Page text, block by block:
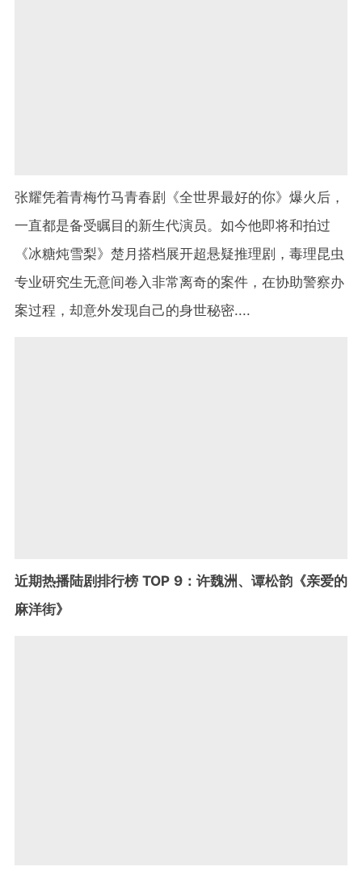
张耀凭着青梅竹马青春剧《全世界最好的你》爆火后，
一直都是备受瞩目的新生代演员。如今他即将和拍过
《冰糖炖雪梨》楚月搭档展开超悬疑推理剧，毒理昆虫
专业研究生无意间卷入非常离奇的案件，在协助警察办
案过程，却意外发现自己的身世秘密....
近期热播陆剧排行榜 TOP 9：许魏洲、谭松韵《亲爱的
麻洋街》